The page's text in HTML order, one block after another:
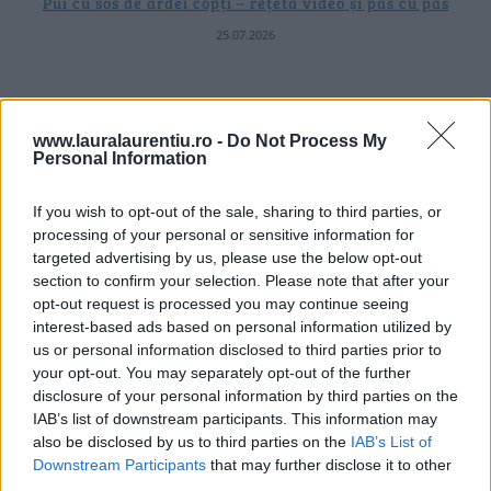
www.lauralaurentiu.ro - Do Not Process My
Personal Information
If you wish to opt-out of the sale, sharing to third parties, or
processing of your personal or sensitive information for
targeted advertising by us, please use the below opt-out
section to confirm your selection. Please note that after your
opt-out request is processed you may continue seeing
interest-based ads based on personal information utilized by
us or personal information disclosed to third parties prior to
your opt-out. You may separately opt-out of the further
disclosure of your personal information by third parties on the
IAB’s list of downstream participants. This information may
also be disclosed by us to third parties on the IAB’s List of
Downstream Participants that may further disclose it to other
25.07.2026
ULTIMELE ȘTIRI